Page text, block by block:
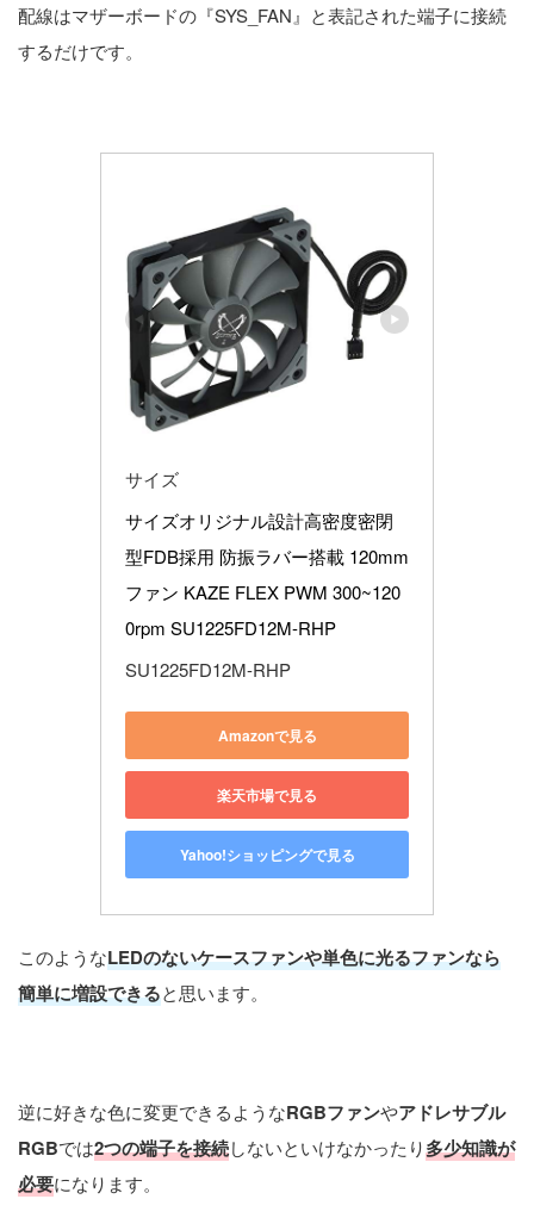
配線はマザーボードの『SYS_FAN』と表記された端子に接続
するだけです。
サイズ
サイズオリジナル設計高密度密閉
型FDB採用 防振ラバー搭載 120mm
ファン KAZE FLEX PWM 300~120
0rpm SU1225FD12M-RHP
SU1225FD12M-RHP
Amazonで見る
楽天市場で見る
Yahoo!ショッピングで見る
このようなLEDのないケースファンや単色に光るファンなら
簡単に増設できると思います。
逆に好きな色に変更できるようなRGBファンやアドレサブル
RGBでは2つの端子を接続しないといけなかったり多少知識が
必要になります。